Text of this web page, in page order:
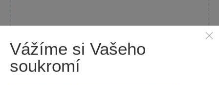
Vážíme si Vašeho
soukromí